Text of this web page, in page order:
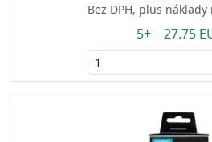
Bez DPH, plus
5+ 27.75